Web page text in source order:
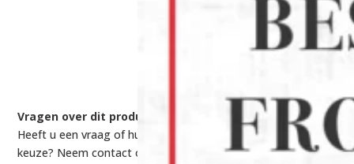
Vragen over dit product?
Heeft u een vraag of hulp nodig bij het maken van een
keuze? Neem contact op met onze experts via: